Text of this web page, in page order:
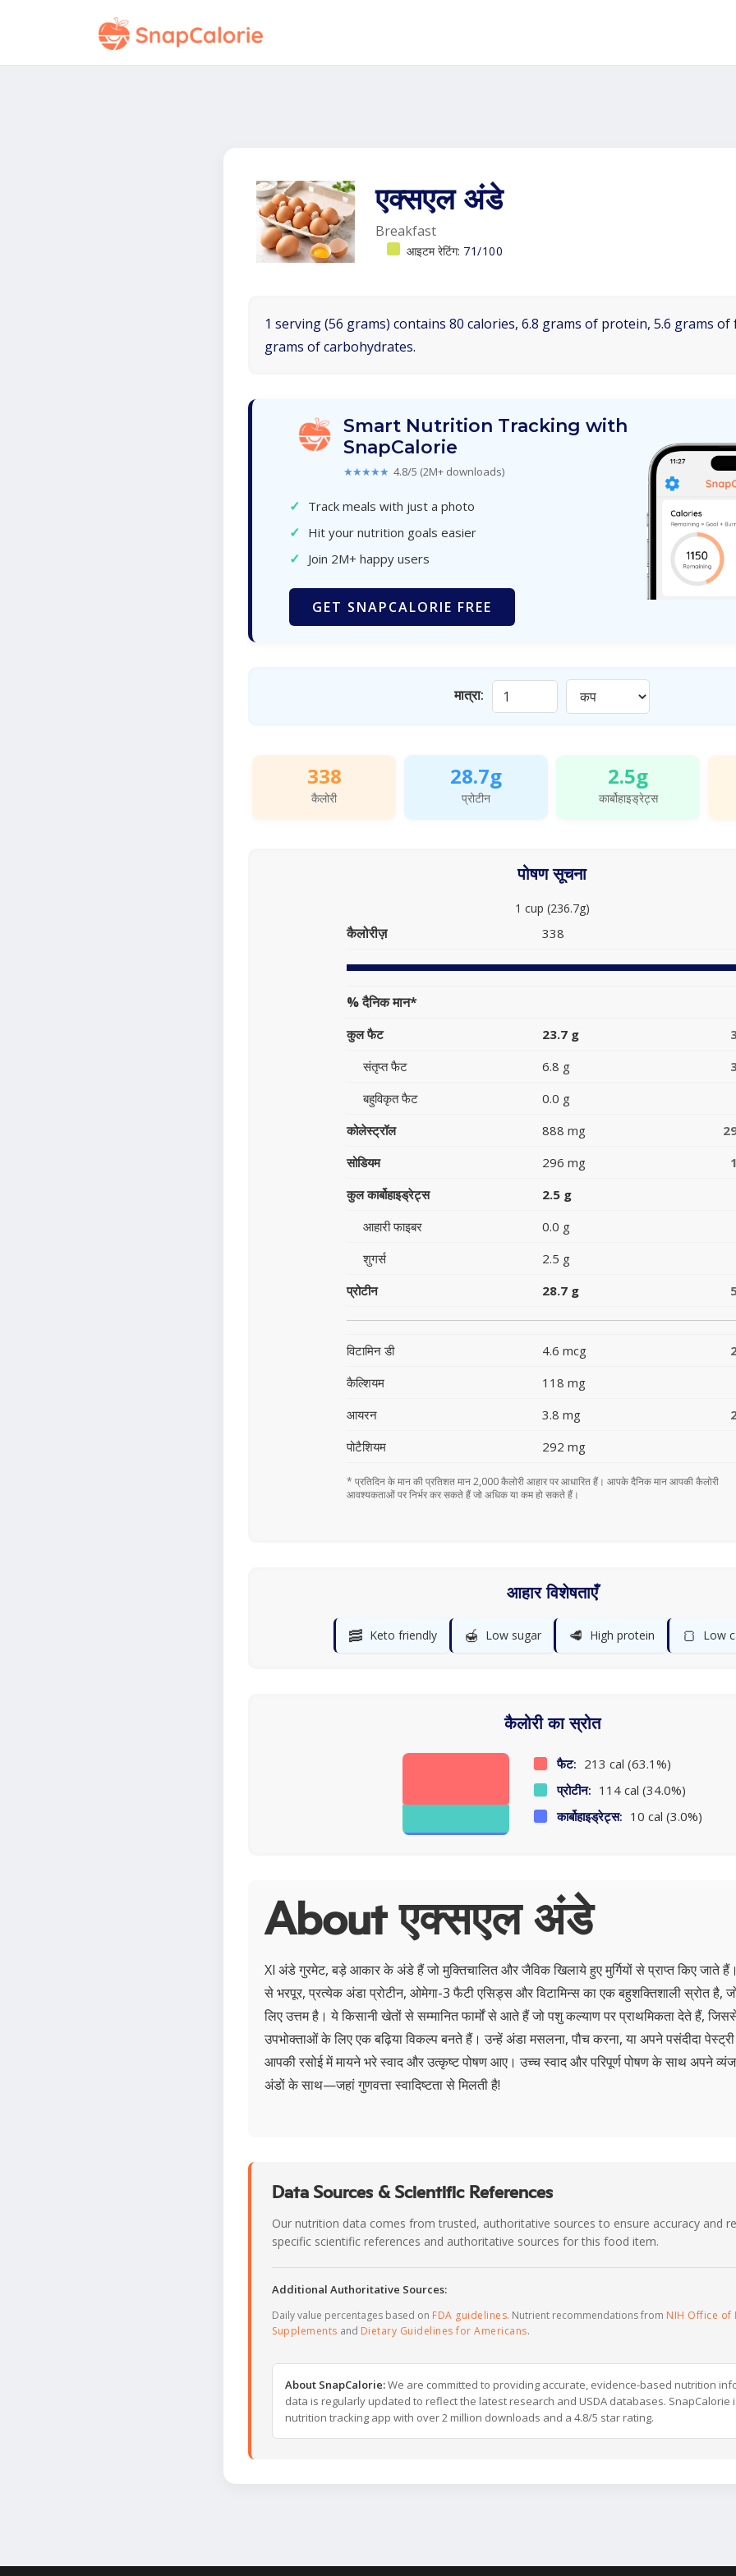
एक्सएल अंडे
Breakfast
आइटम रेटिंग: 71/100
1 serving (56 grams) contains 80 calories, 6.8 grams of protein, 5.6 grams of
grams of carbohydrates.
Smart Nutrition Tracking with
SnapCalorie
★★★★★ 4.8/5 (2M+ downloads)
✓ Track meals with just a photo
✓ Hit your nutrition goals easier
✓ Join 2M+ happy users
GET SNAPCALORIE FREE
मात्रा:
338
कैलोरी
28.7g
प्रोटीन
2.5g
कार्बोहाइड्रेट्स
पोषण सूचना
1 cup (236.7g)
कैलोरीज़ 338
% दैनिक मान*
कुल फैट 23.7 g
संतृप्त फैट
6.8 g
बहुविकृत फैट
0.0 g
कोलेस्ट्रॉल
888 mg
सोडियम
296 mg
कुल कार्बोहाइड्रेट्स
2.5 g
आहारी फाइबर
0.0 g
शुगर्स
2.5 g
प्रोटीन
28.7 g
विटामिन डी 4.6 mcg
कैल्शियम
118 mg
आयरन
3.8 mg
पोटैशियम
292 mg
* प्रतिदिन के मान की प्रतिशत मान 2,000 कैलोरी आहार पर आधारित हैं। आपके दैनिक मान आपकी कैलोरी
आवश्यकताओं पर निर्भर कर सकते हैं जो अधिक या कम हो सकते हैं।
आहार विशेषताएँ
🥓 Keto friendly 🍯 Low sugar 🥩 High protein 🍞 Low
कैलोरी का स्रोत
फैट: 213 cal (63.1%)
प्रोटीन: 114 cal (34.0%)
कार्बोहाइड्रेट्स: 10 cal (3.0%)
About एक्सएल अंडे
Xl अंडे गुरमेट, बड़े आकार के अंडे हैं जो मुक्तिचालित और जैविक खिलाये हुए मुर्गियों से प्राप्त किए जाते हैं।
से भरपूर, प्रत्येक अंडा प्रोटीन, ओमेगा-3 फैटी एसिड्स और विटामिन्स का एक बहुशक्तिशाली स्रोत है,
लिए उत्तम है। ये किसानी खेतों से सम्मानित फार्मों से आते हैं जो पशु कल्याण पर प्राथमिकता देते हैं,
उपभोक्ताओं के लिए एक बढ़िया विकल्प बनते हैं। उन्हें अंडा मसलना, पौच करना, या अपने पसंदीदा
आपकी रसोई में मायने भरे स्वाद और उत्कृष्ट पोषण आए। उच्च स्वाद और परिपूर्ण पोषण के साथ अपने
अंडों के साथ—जहां गुणवत्ता स्वादिष्टता से मिलती है!
Data Sources & Scientific References
Our nutrition data comes from trusted, authoritative sources to ensure accuracy and
specific scientific references and authoritative sources for this food item.
Additional Authoritative Sources:
Daily value percentages based on FDA guidelines. Nutrient recommendations from NIH Office of
Supplements and Dietary Guidelines for Americans.
About SnapCalorie:We are committed to providing accurate, evidence-based nutrition
data is regularly updated to reflect the latest research and USDA databases. SnapCalorie
nutrition tracking app with over 2 million downloads and a 4.8/5 star rating.